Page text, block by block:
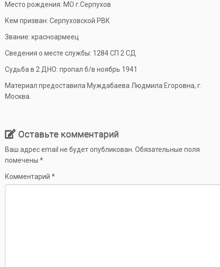
Место рождения: МО г.Серпухов
Кем призван: Серпуховской РВК
Звание: красноармеец
Сведения о месте службы: 1284 СП 2 СД
Судьба в 2 ДНО: пропал б/в ноябрь 1941
Материал предоставила Муждабаева Людмила Егоровна, г.
Москва.
Оставьте комментарий
Ваш адрес email не будет опубликован. Обязательные поля
помечены *
Комментарий *